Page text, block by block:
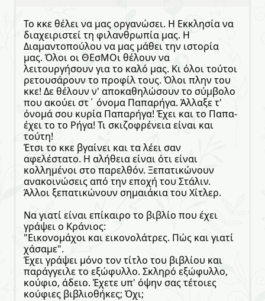
Το κκε θέλει να μας οργανώσει. Η Εκκλησία να
διαχειριστεί τη φιλανθρωπία μας. Η
Διαμαντοπούλου να μας μάθει την ιστορία
μας. Όλοι οι ΘΕσΜΟι θέλουν να
λειτουργήσουν για το καλό μας. Κι όλοι τούτοι
ρετουσάρουν το προφίλ τους. Όλοι πλην του
κκε! Δε θέλουν ν' αποκαθηλώσουν το σύμβολο
που ακούει στ΄ όνομα Παπαρήγα. Άλλαξε τ'
όνομά σου κυρία Παπαρήγα! Έχει και το Παπα-
έχει το το Ρήγα! Τι σκιζοφρένεια είναι και
τούτη!
Έτσι το κκε βγαίνει και τα λέει σαν
αφελέστατο. Η αλήθεια είναι ότι είναι
κολλημένοι στο παρελθόν. Ξεπατικώνουν
ανακοινώσεις από την εποχή του Στάλιν.
Άλλοι ξεπατικώνουν σημαιάκια του Χίτλερ.
Να γιατί είναι επίκαιρο το βιβλίο που έχει
γράψει ο Κράνιος:
"Εικονομάχοι και εικονολάτρες. Πώς και γιατί
χάσαμε".
Έχει γράψει μόνο τον τίτλο του βιβλίου και
παράγγειλε το εξώφυλλο. Σκληρό εξώφυλλο,
κούφιο, άδειο. Έχετε υπ' όψην σας τέτοιες
κούφιες βιβλιοθήκες; Όχι;